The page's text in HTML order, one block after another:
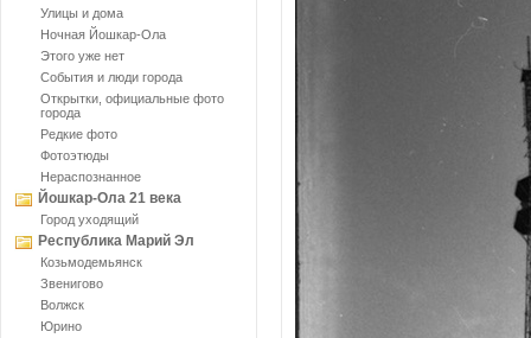
Улицы и дома
Ночная Йошкар-Ола
Этого уже нет
События и люди города
Открытки, официальные фото
города
Редкие фото
Фотоэтюды
Нераспознанное
Йошкар-Ола 21 века
Город уходящий
Республика Марий Эл
Козьмодемьянск
Звенигово
Волжск
Юрино